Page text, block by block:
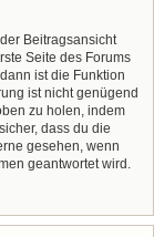
Beitragsansicht
Seite des Forums
ist die Funktion
ist nicht genügend
zu holen, indem
dass du die
gesehen, wenn
geantwortet wird.